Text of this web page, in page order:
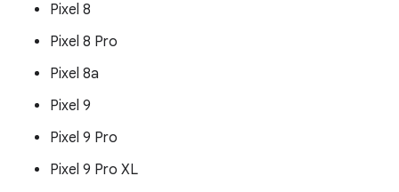
Pixel 8
Pixel 8 Pro
Pixel 8a
Pixel 9
Pixel 9 Pro
Pixel 9 Pro XL